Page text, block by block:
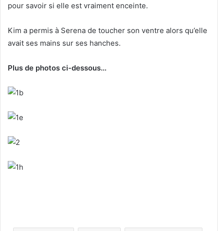
X a
l
pour savoir si elle est vraiment enceinte.
Kim a permis à Serena de toucher son ventre alors qu’elle
avait ses mains sur ses hanches.
Plus de photos ci-dessous…